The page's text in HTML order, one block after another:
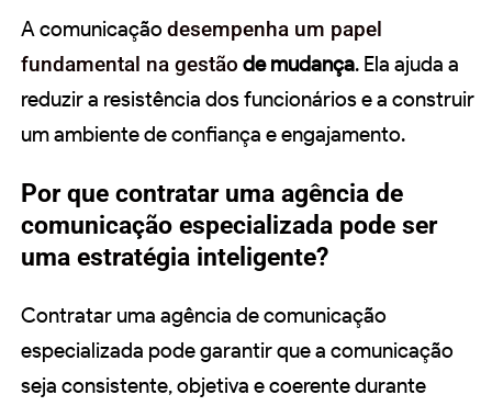
A comunicação desempenha um papel
fundamental na gestão de mudança. Ela ajuda a
reduzir a resistência dos funcionários e a construir
um ambiente de confiança e engajamento.
Por que contratar uma agência de
comunicação especializada pode ser
uma estratégia inteligente?
Contratar uma agência de comunicação
especializada pode garantir que a comunicação
seja consistente, objetiva e coerente durante